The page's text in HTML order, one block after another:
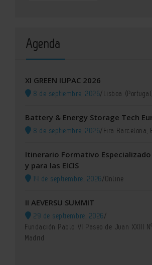
Agenda
XI GREEN IUPAC 2026
8 de septiembre, 2026/Lisboa
Battery & Energy Storage Tech
8 de septiembre, 2026/Fira Barcelona,
Itinerario Formativo Especializado
y para las EICIS
14 de septiembre, 2026/Online
II AEVERSU SUMMIT
29 de septiembre, 2026/
Fundación Pablo VI Paseo de Juan XXIII
Madrid